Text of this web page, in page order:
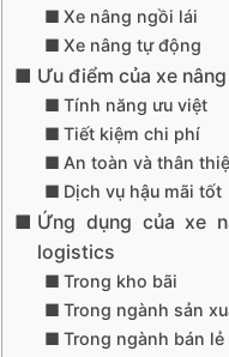
Xe nâng ngồi lái
Xe nâng tự động
Ưu điểm của xe
Tính năng ưu việt
Tiết kiệm chi phí
An toàn và thân
Dịch vụ hậu mãi tốt
Ứng dụng của xe
logistics
Trong kho bãi
Trong ngành sản
Trong ngành bán lẻ